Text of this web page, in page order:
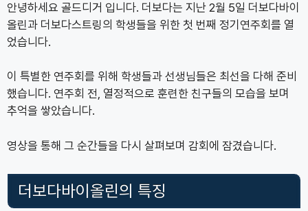
안녕하세요 골드디거 입니다. 더보다는 지난 2월 5일 더보다바이
올린과 더보다스트링의 학생들을 위한 첫 번째 정기연주회를 열
었습니다.
이 특별한 연주회를 위해 학생들과 선생님들은 최선을 다해 준비
했습니다. 연주회 전, 열정적으로 훈련한 친구들의 모습을 보며
추억을 쌓았습니다.
영상을 통해 그 순간들을 다시 살펴보며 감회에 잠겼습니다.
더보다바이올린의 특징